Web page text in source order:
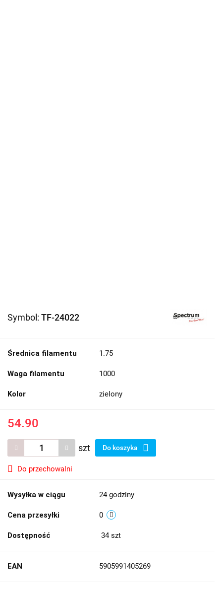
Symbol: TF-24022
Średnica filamentu 1.75
Waga filamentu 1000
Kolor zielony
54.90
szt Do koszyka
Do przechowalni
Wysyłka w ciągu 24 godziny
Cena przesyłki 0
Dostępność 34 szt
EAN 5905991405269